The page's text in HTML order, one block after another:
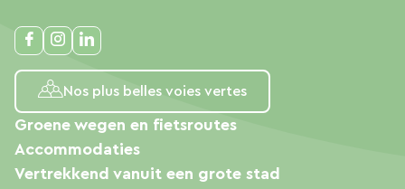
Nos plus belles voies vertes
Groene wegen en fietsroutes
Accommodaties
Vertrekkend vanuit een grote stad